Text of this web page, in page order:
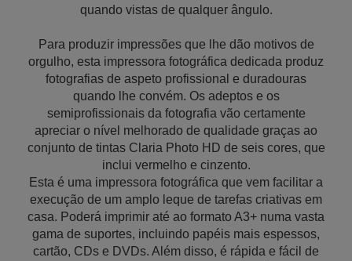
quando vistas de qualquer ângulo.
Para produzir impressões que lhe dão motivos de
orgulho, esta impressora fotográfica dedicada produz
fotografias de aspeto profissional e duradouras
quando lhe convém. Os adeptos e os
semiprofissionais da fotografia vão certamente
apreciar o nível melhorado de qualidade graças ao
conjunto de tintas Claria Photo HD de seis cores, que
inclui vermelho e cinzento.
Esta é uma impressora fotográfica que vem facilitar a
execução de um amplo leque de tarefas criativas em
casa. Poderá imprimir até ao formato A3+ numa vasta
gama de suportes, incluindo papéis mais espessos,
cartão, CDs e DVDs. Além disso, é rápida e fácil de